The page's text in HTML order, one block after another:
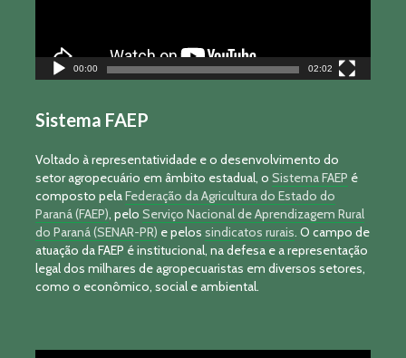
00:00 02:02
Sistema FAEP
Voltado à representatividade e o desenvolvimento do
setor agropecuário em âmbito estadual, o Sistema FAEP é
composto pelaFederação da Agricultura do Estado do
Paraná (FAEP), pelo Serviço Nacional de Aprendizagem Rural
do Paraná (SENAR-PR) e pelos sindicatos rurais. O campo de
atuação da FAEP é institucional, na defesa e a representação
legal dos milhares de agropecuaristas em diversos setores,
como o econômico, social e ambiental.